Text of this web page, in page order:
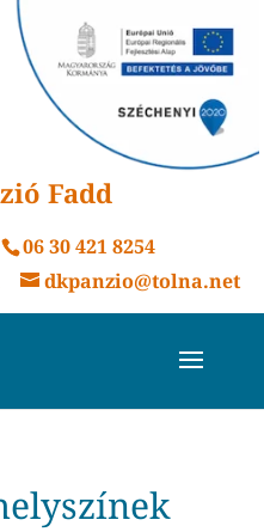
Fadd
06 30 421 8254
dkpanzio@tolna.net